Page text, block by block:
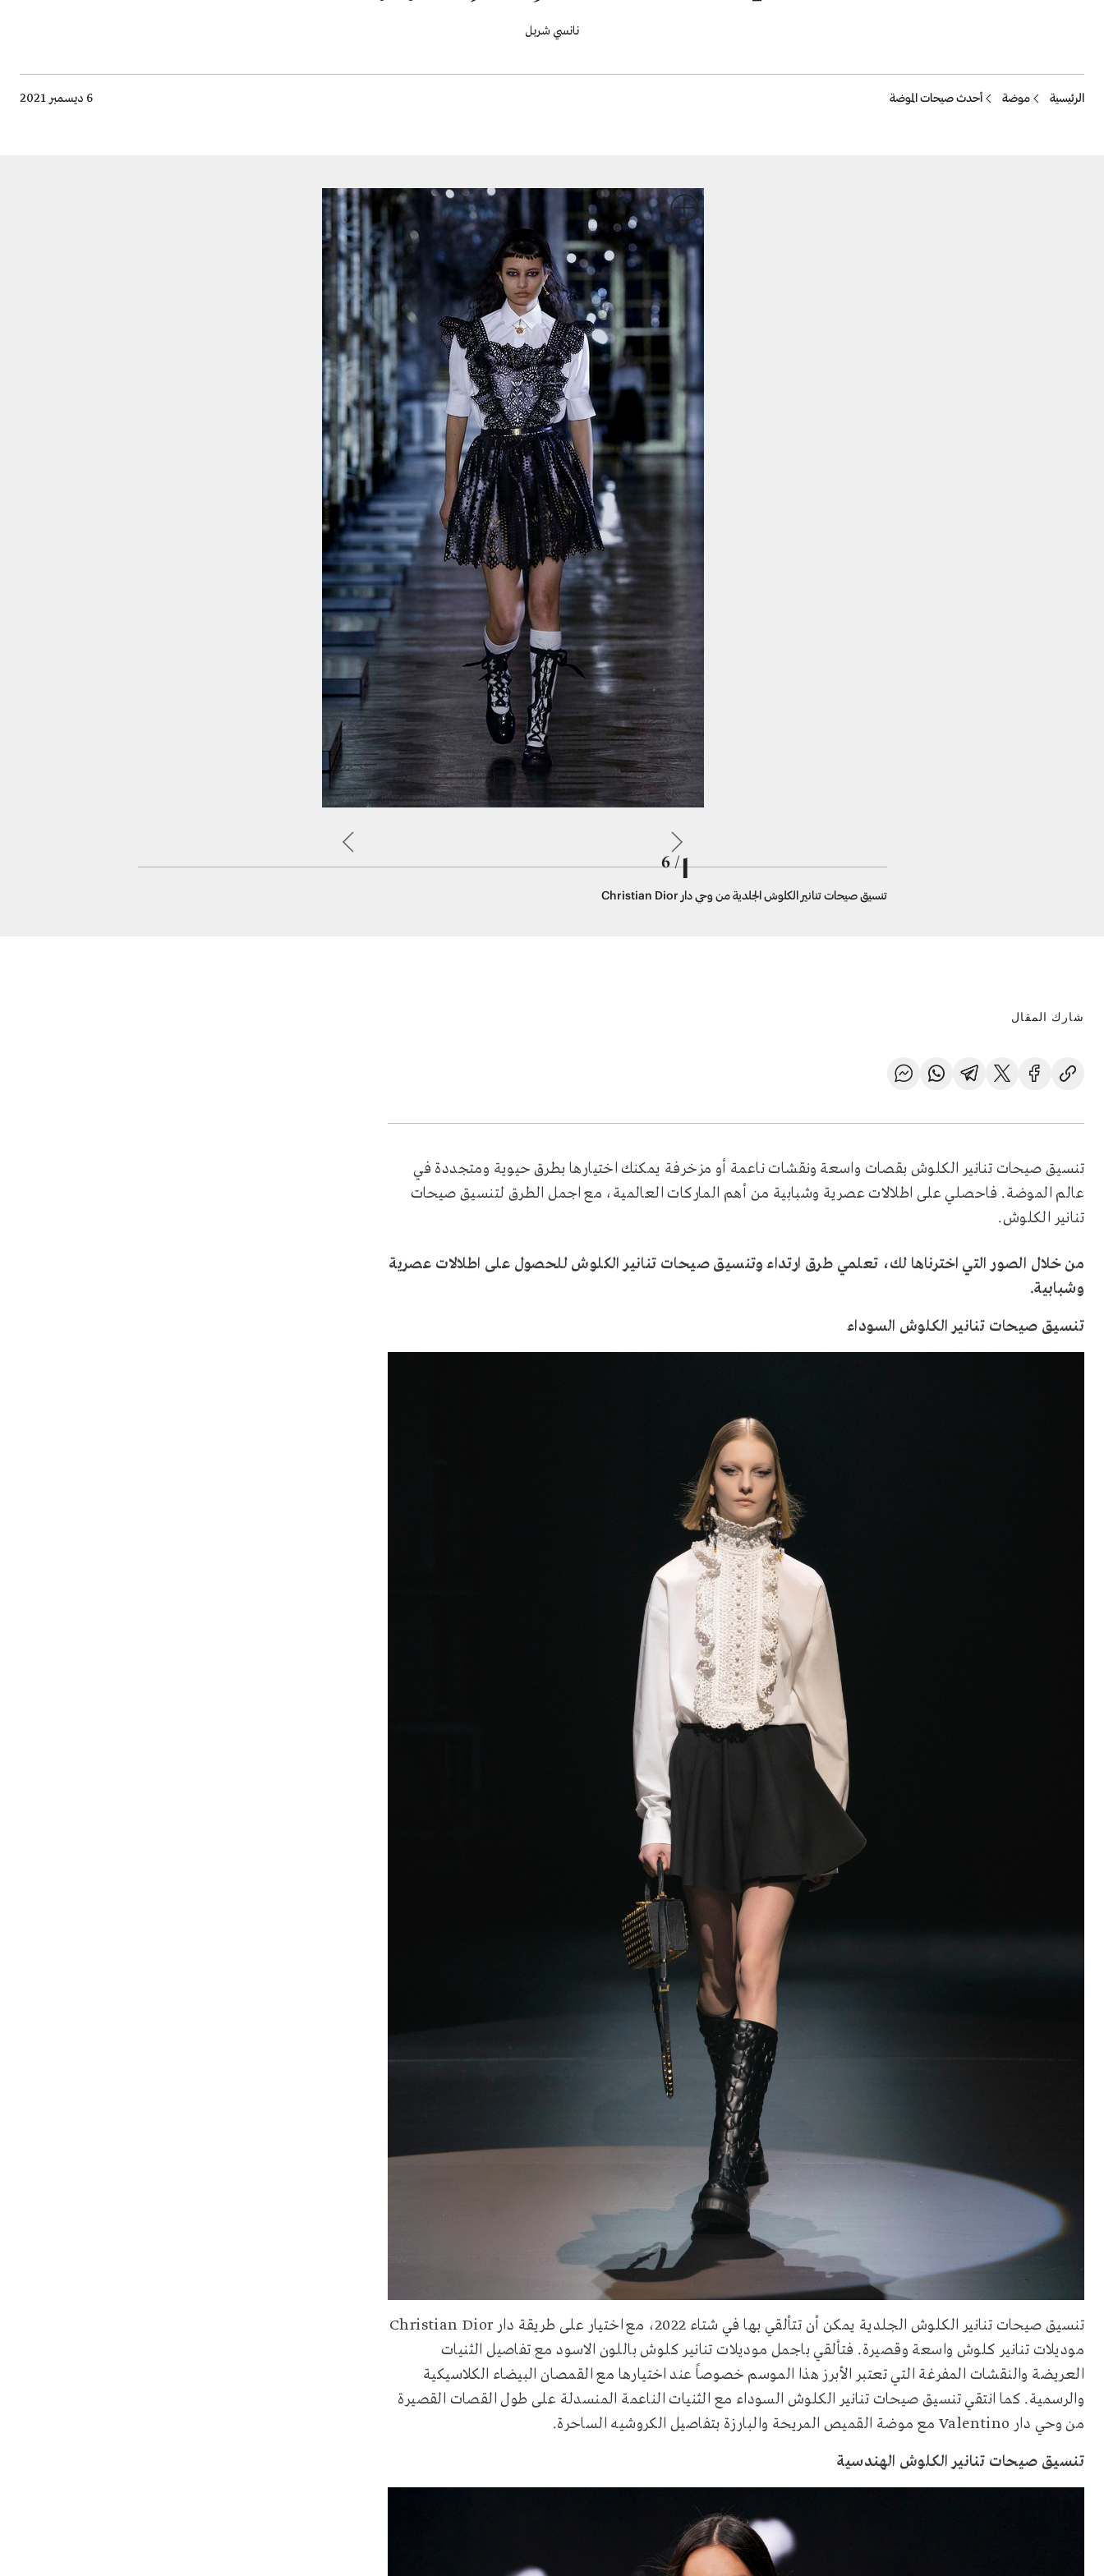
نانسي شربل
Breadcrumb
الرئيسية موضة أحدث صيحات الموضة 6 ديسمبر 2021
تنسيق صيحات تنانير الكلوش الجلدية من وحي دار Christian Dior
1
/ 6
شارك المقال
تنسيق صيحات تنانير الكلوش بقصات واسعة ونقشات ناعمة أو مزخرفة يمكنك اختيارها بطرق حيوية ومتجددة في
عالم الموضة. فاحصلي على اطلالات عصرية وشبابية من أهم الماركات العالمية، مع اجمل الطرق لتنسيق صيحات
تنانير الكلوش.
من خلال الصور التي اخترناها لك، تعلمي طرق ارتداء وتنسيق صيحات تنانير الكلوش للحصول على اطلالات عصرية
وشبابية.
تنسيق صيحات تنانير الكلوش السوداء
تنسيق صيحات تنانير الكلوش الجلدية يمكن أن تتألقي بها في شتاء 2022، مع اختيار على طريقة دار
Christian Dior
موديلات تنانير كلوش واسعة وقصيرة. فتألقي باجمل موديلات تنانير كلوش باللون الاسود مع تفاصيل الثنيات
العريضة والنقشات المفرغة التي تعتبر الأبرز هذا الموسم خصوصاً عند اختيارها مع القمصان البيضاء الكلاسيكية
والرسمية. كما انتقي تنسيق صيحات تنانير الكلوش السوداء مع الثنيات الناعمة المنسدلة على طول القصات القصيرة
من وحي دار Valentino مع موضة القميص المريحة والبارزة بتفاصيل الكروشيه الساحرة.
تنسيق صيحات تنانير الكلوش الهندسية